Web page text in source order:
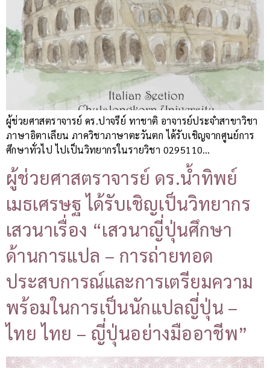
ผู้ช่วยศาสตราจารย์ ดร.ปาจรีย์ ทาชาติ อาจารย์ประจำสาขาวิชา
ภาษาอิตาเลียน ภาควิชาภาษาตะวันตก ได้รับเชิญจากศูนย์การ
ศึกษาทั่วไป ไปเป็นวิทยากรในรายวิชา 0295110…
ผู้ช่วยศาสตราจารย์ ดร.น้ำทิพย์
เมธเศรษฐ ได้รับเชิญเป็นวิทยากร
เสวนาเรื่อง “เสวนาญี่ปุ่นศึกษา
ด้านการแปล – การถ่ายทอด
ประสบการณ์และการเตรียมความ
พร้อมในการเป็นนักแปลญี่ปุ่น –
ไทย ไทย – ญี่ปุ่นอย่างมืออาชีพ”